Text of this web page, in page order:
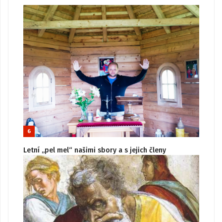
6
Letní „pel mel“ našimi sbory a s jejich členy